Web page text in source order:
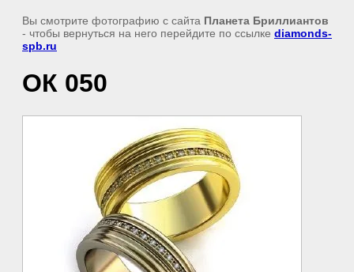
Вы смотрите фотографию с сайта Планета Бриллиантов
- чтобы вернуться на него перейдите по ссылке diamonds-
spb.ru
ОК 050